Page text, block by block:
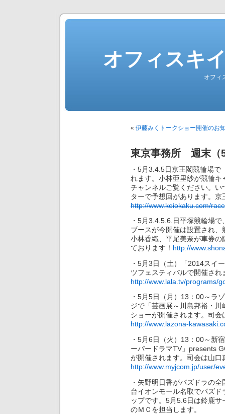
オフィスキ
オフィ
« 伊藤みくトークショー開催の
東京事務所 週末（
・5月3.4.5日京王閣競輪場
れます。小林亜里紗が競輪
チャンネルご覧ください。
ターで予想回があります。
http://www.keiokaku.com/
・5月3.4.5.6.日平塚競輪場
ブースが今開催は設置され
小林香織、平尾美奈が車券
ております！ http://
・5月3日（土）「2014スイ
ツフェスティバルで開催さ
http://www.lala.tv/programs/
・5月5日（月）13：00～ラ
ジで「芸画展～川島邦裕・
ショーが開催されます。司
http://www.lazona-
・5月6日（火）13：00～新
ーパードラマTV」presents
が開催されます。司会は山口
http://www.myjcom.jp/user/
・矢野明日香がパズドラの
台イオンモール名取でパズ
ップです。5月5.6日は鈴鹿
のＭＣを担当します。